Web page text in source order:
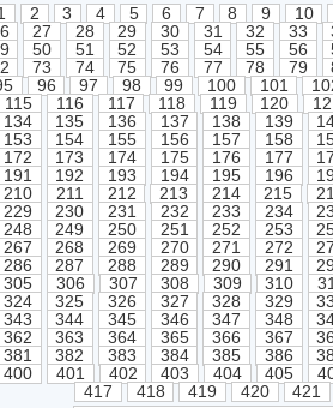
2 3 4 5 6 7 8 9
10
27 28 29 30 31 32 33
50 51 52 53 54 55 56
73 74 75 76 77 78 79
96 97 98 99 100 101
115 116 117 118 119 120
134 135 136 137 138 139
153 154 155 156 157 158
172 173 174 175 176 177
191 192 193 194 195 196
210 211 212 213 214 215
229 230 231 232 233 234
248 249 250 251 252 253
267 268 269 270 271 272
286 287 288 289 290 291
305 306 307 308 309 310
324 325 326 327 328 329
343 344 345 346 347 348
362 363 364 365 366 367
381 382 383 384 385 386
400 401 402 403 404 405
417
418 419 420 421